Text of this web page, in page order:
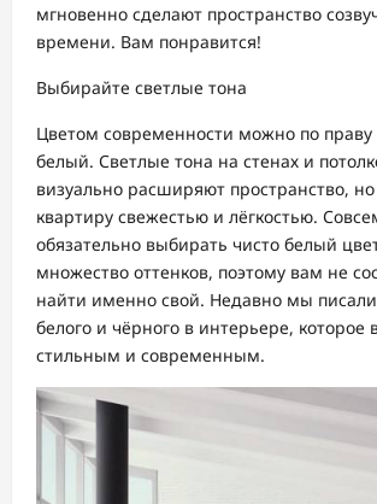
мгновенно сделают пространство
времени. Вам понравится!
Выбирайте светлые тона
Цветом современности можно по праву
белый. Светлые тона на стенах и
визуально расширяют пространство,
квартиру свежестью и лёгкостью.
обязательно выбирать чисто белый
множество оттенков, поэтому вам не
найти именно свой. Недавно мы
белого и чёрного в интерьере, которое
стильным и современным.